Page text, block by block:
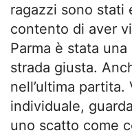
ragazzi sono stati
contento di aver
Parma è stata
strada giusta.
nell’ultima
individuale,
uno scatto come